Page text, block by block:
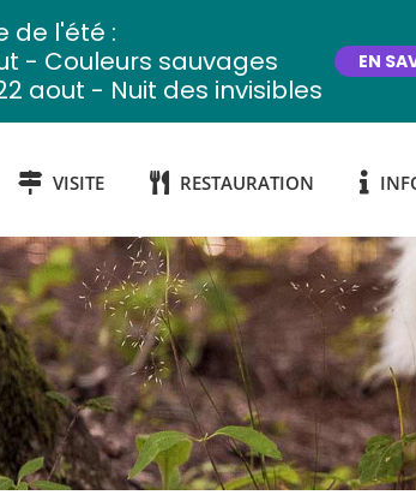
VISITE RESTAURATION
de l'été :
- Couleurs sauvages
aout - Nuit des invisibles
EN